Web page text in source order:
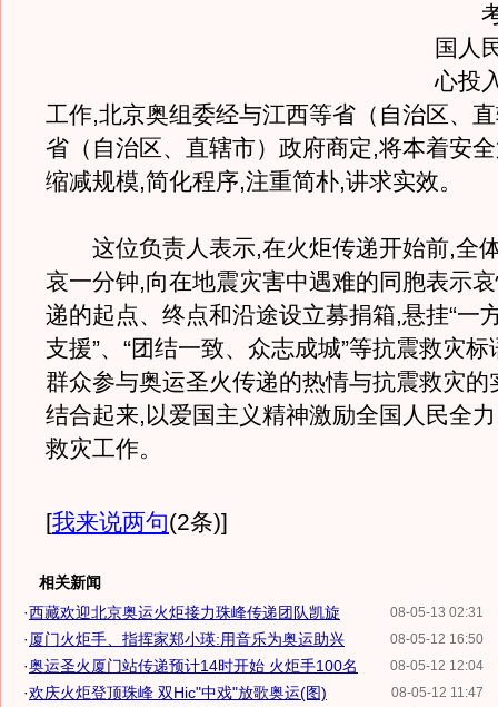
考
国人
心投
工作,北京奥组委经与江西等省（自治区、
省（自治区、直辖市）政府商定,将本着安
缩减规模,简化程序,注重简朴,讲求实效。
这位负责人表示,在火炬传递开始前,全
哀一分钟,向在地震灾害中遇难的同胞表示
递的起点、终点和沿途设立募捐箱,悬挂“一
支援”、“团结一致、众志成城”等抗震救灾
群众参与奥运圣火传递的热情与抗震救灾的
结合起来,以爱国主义精神激励全国人民全
救灾工作。
[我来说两句(2条)]
相关新闻
08-05-13 02:31
·西藏欢迎北京奥运火炬接力珠峰传递团队凯旋
08-05-12 16:50
· 厦门火炬手、指挥家郑小瑛:用音乐为奥运助兴
08-05-12 12:04
·奥运圣火厦门站传递预计14时开始 火炬手100名
08-05-12 11:47
·欢庆火炬登顶珠峰 双Hic"中戏"放歌奥运(图)